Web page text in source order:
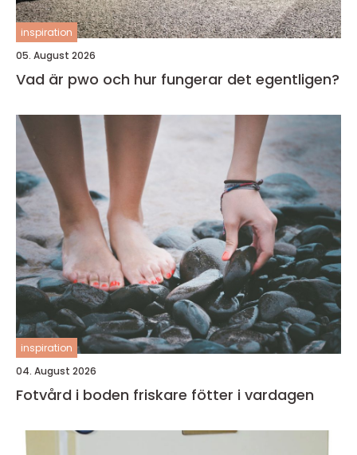
inspiration
05. August 2026
Vad är pwo och hur fungerar det egentligen?
inspiration
04. August 2026
Fotvård i boden friskare fötter i vardagen